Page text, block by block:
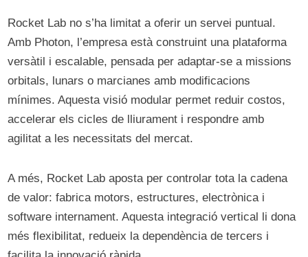
Rocket Lab no s’ha limitat a oferir un servei puntual.
Amb Photon, l’empresa està construint una plataforma
versàtil i escalable, pensada per adaptar-se a missions
orbitals, lunars o marcianes amb modificacions
mínimes. Aquesta visió modular permet reduir costos,
accelerar els cicles de lliurament i respondre amb
agilitat a les necessitats del mercat.
A més, Rocket Lab aposta per controlar tota la cadena
de valor: fabrica motors, estructures, electrònica i
software internament. Aquesta integració vertical li dona
més flexibilitat, redueix la dependència de tercers i